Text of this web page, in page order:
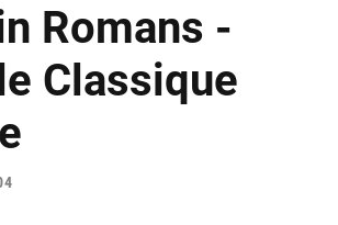
Romans -
Classique